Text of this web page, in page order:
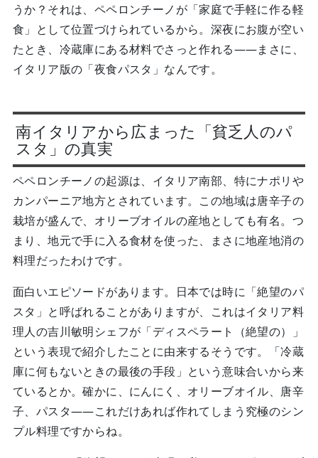
うか？それは、ペペロンチーノが「家庭で手軽に作る軽
食」として位置づけられているから。深夜にお腹が空い
たとき、冷蔵庫にある材料でさっと作れる——まさに、
イタリア版の「夜食パスタ」なんです。
南イタリアから広まった「貧乏人のパ
スタ」の真実
ペペロンチーノの起源は、イタリア南部、特にナポリや
カンパーニア地方とされています。この地域は唐辛子の
栽培が盛んで、オリーブオイルの産地としても有名。つ
まり、地元で手に入る食材を使った、まさに地産地消の
料理だったわけです。
面白いエピソードがあります。日本では時に「絶望のパ
スタ」と呼ばれることがありますが、これはイタリア料
理人の吉川敏明シェフが「ディスペラート（絶望の）」
という表現で紹介したことに由来するそうです。「冷蔵
庫に何もないときの最後の手段」という意味合いから来
ているとか。確かに、にんにく、オリーブオイル、唐辛
子、パスタ——これだけあれば作れてしまう究極のシン
プル料理ですからね。